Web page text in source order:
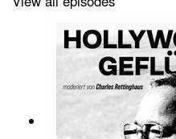
Synchronstudio und
Hollywood-
Interview über
Rückschläge und
Synchronstimme
überrascht?